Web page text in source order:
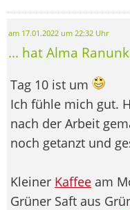
am 17.01.2022 um 22:32 Uhr
... hat Alma
Tag 10 ist um
Ich fühle mich gut.
nach der Arbeit
noch getanzt und
Kleiner Kaffee am
Grüner Saft aus